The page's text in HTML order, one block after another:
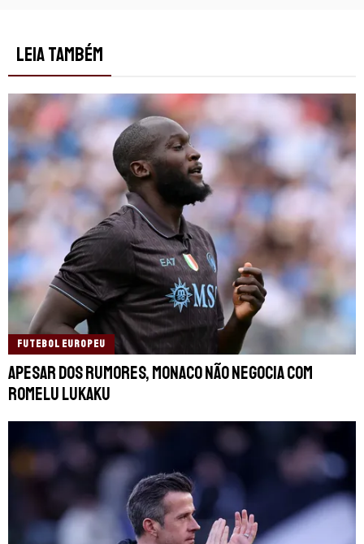
LEIA TAMBÉM
FUTEBOL EUROPEU
Apesar dos rumores, Monaco não negocia com
Romelu Lukaku